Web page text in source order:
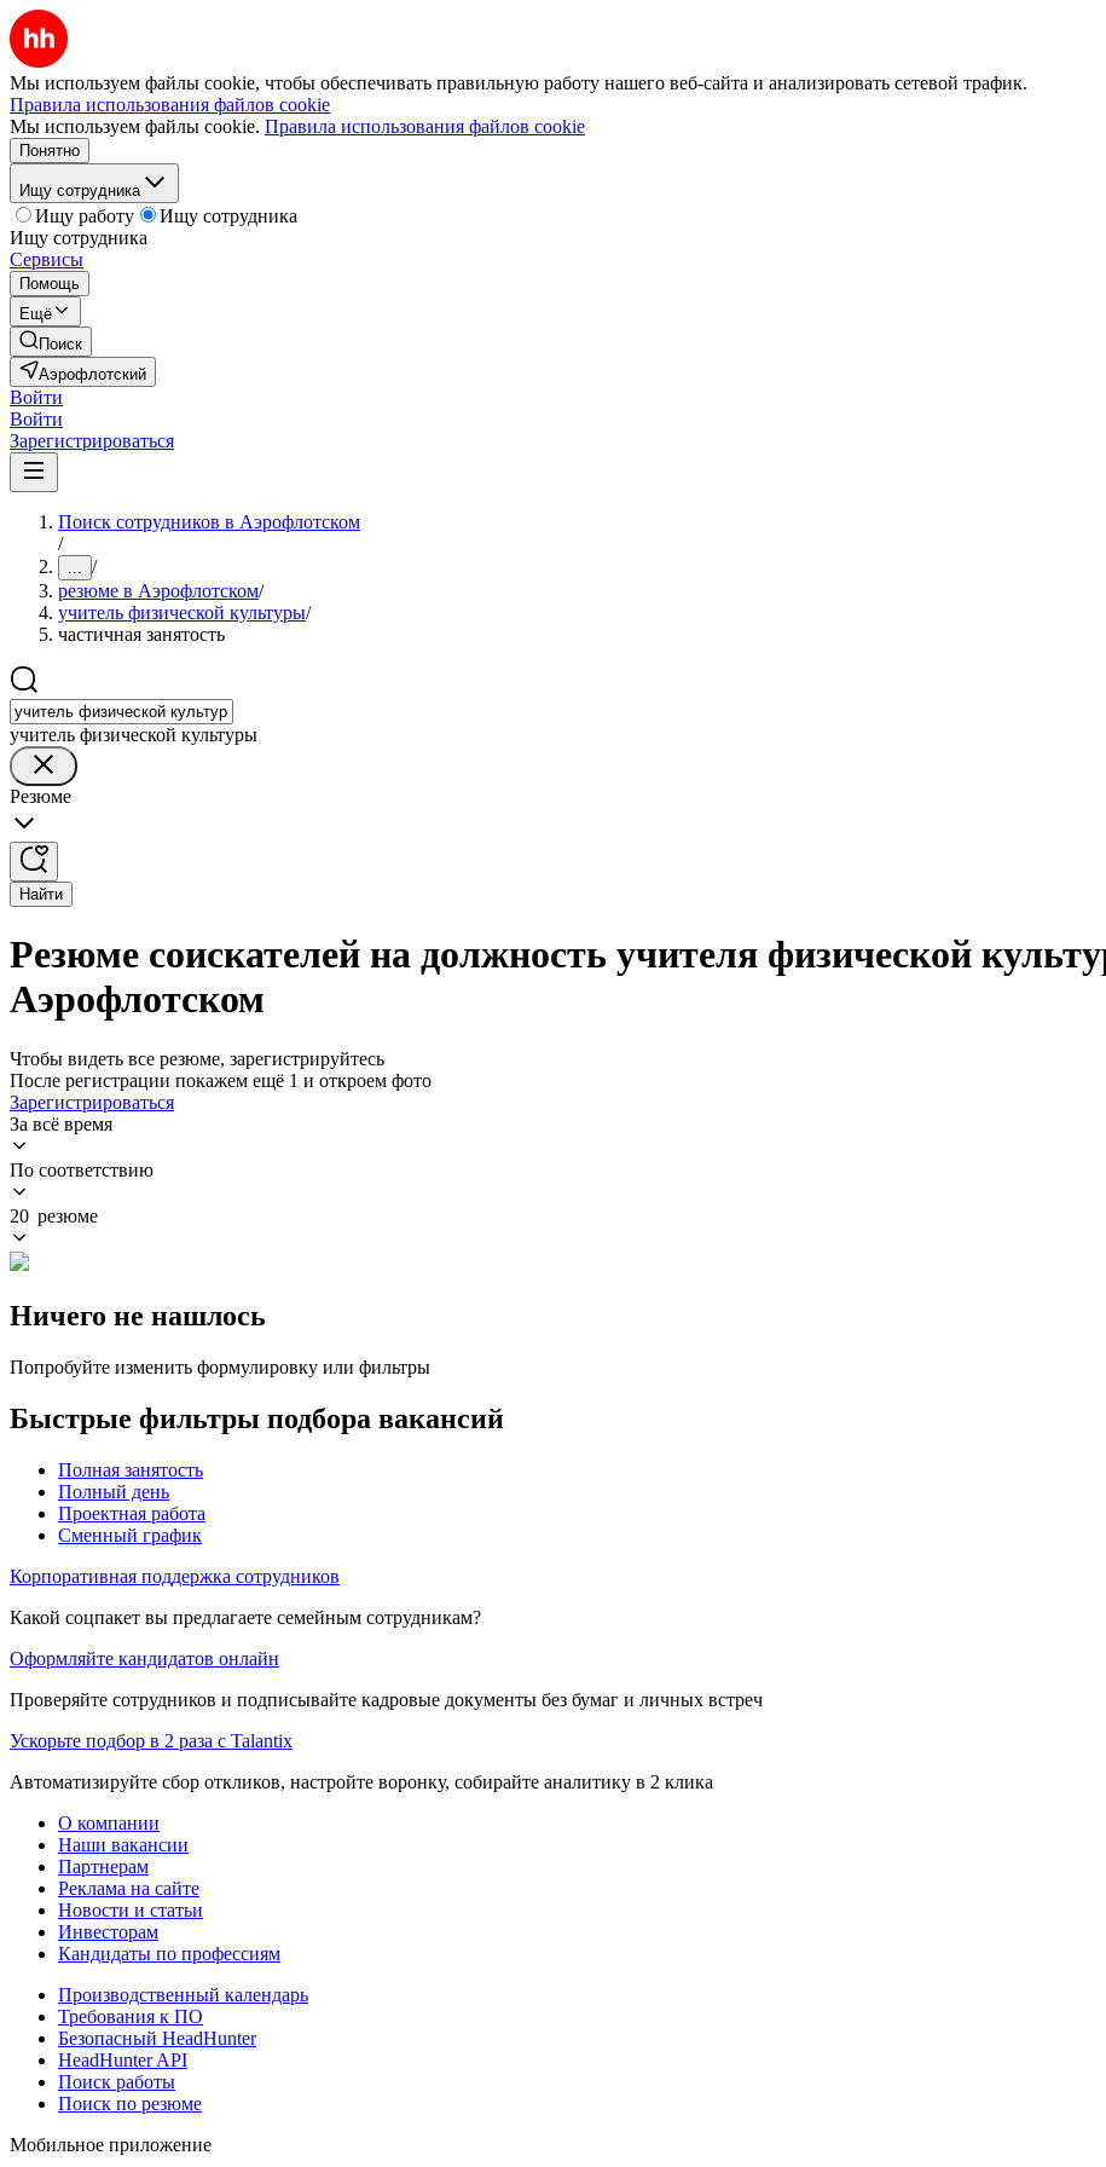
Мы используем файлы cookie, чтобы обеспечивать правильную работу нашего веб-сайта и анализировать сетевой трафик.
Правила использования файлов cookie
Мы используем файлы cookie. Правила использования файлов cookie
Понятно
Ищу сотрудника
Ищу работу
Ищу сотрудника
Ищу сотрудника
Сервисы
Помощь
Ещё
Поиск
Аэрофлотский
Войти
Войти
Зарегистрироваться
Поиск сотрудников в Аэрофлотском
/
... /
резюме в Аэрофлотском/
учитель физической культуры/
частичная занятость
учитель физической культуры
Резюме
Найти
Резюме соискателей на должность учителя физической
Аэрофлотском
Чтобы видеть все резюме, зарегистрируйтесь
После регистрации покажем ещё 1 и откроем фото
Зарегистрироваться
За всё время
По соответствию
20 резюме
Ничего не нашлось
Попробуйте изменить формулировку или фильтры
Быстрые фильтры подбора вакансий
Полная занятость
Полный день
Проектная работа
Сменный график
Корпоративная поддержка сотрудников
Какой соцпакет вы предлагаете семейным сотрудникам?
Оформляйте кандидатов онлайн
Проверяйте сотрудников и подписывайте кадровые документы без бумаг и личных встреч
Ускорьте подбор в 2 раза с Talantix
Автоматизируйте сбор откликов, настройте воронку, собирайте аналитику в 2 клика
О компании
Наши вакансии
Партнерам
Реклама на сайте
Новости и статьи
Инвесторам
Кандидаты по профессиям
Производственный календарь
Требования к ПО
Безопасный HeadHunter
HeadHunter API
Поиск работы
Поиск по резюме
Мобильное приложение